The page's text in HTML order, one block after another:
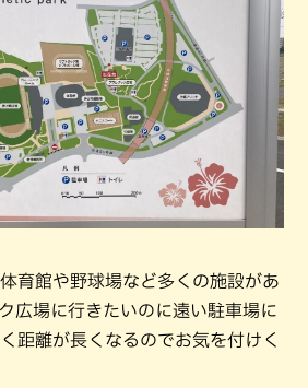
育館や野球場など多くの施設があ
広場に行きたいのに遠い駐車場に
距離が長くなるのでお気を付けく